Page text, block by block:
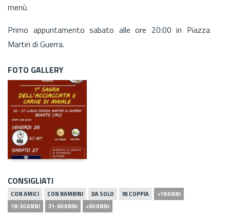
menù.
Primo appuntamento sabato alle ore 20:00 in Piazza
Martiri di Guerra.
FOTO GALLERY
CONSIGLIATI
CON AMICI CON BAMBINI DA SOLO IN COPPIA
<18 ANNI
18-30 ANNI
31-60 ANNI >60 ANNI